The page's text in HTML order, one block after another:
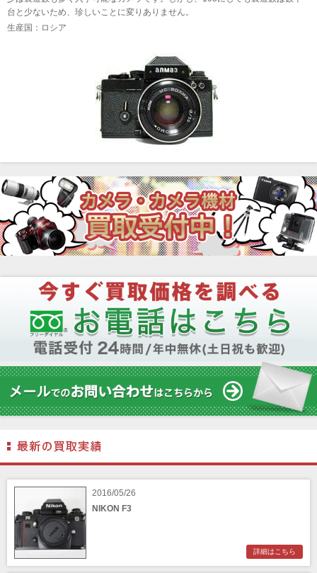
台と少ないため、珍しいことに変りありません。
生産国：ロシア
2016/05/26
NIKON F3
詳細はこちら